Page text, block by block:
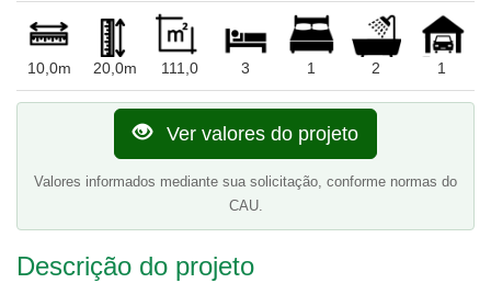
10,0m 20,0m 111,0 3 1 2 1
Ver valores do projeto
Valores informados mediante sua solicitação, conforme normas do
CAU.
Descrição do projeto